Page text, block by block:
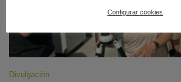
Divulgación
Configurar cookies